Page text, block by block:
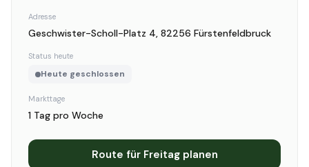
Adresse
Geschwister-Scholl-Platz 4, 82256 Fürstenfeldbruck
Status heute
Heute geschlossen
Markttage
1 Tag pro Woche
Route für Freitag planen